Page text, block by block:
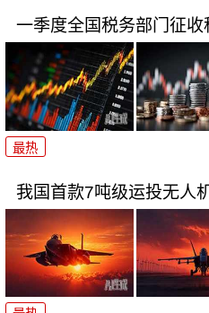
一季度全国税务部门征
最热
我国首款7吨级运投无人